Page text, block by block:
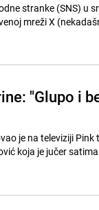
stranke (SNS) u
mreži X
"Glupo i
je na televiziji
koja je jučer